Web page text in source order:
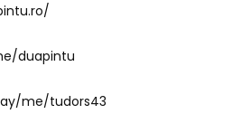
duapintu
me/tudors43